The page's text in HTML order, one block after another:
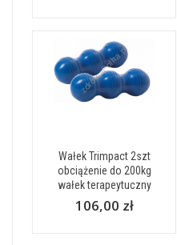
Wałek Trimpact 2szt
obciążenie do 200kg
wałek terapeytuczny
106,00 zł